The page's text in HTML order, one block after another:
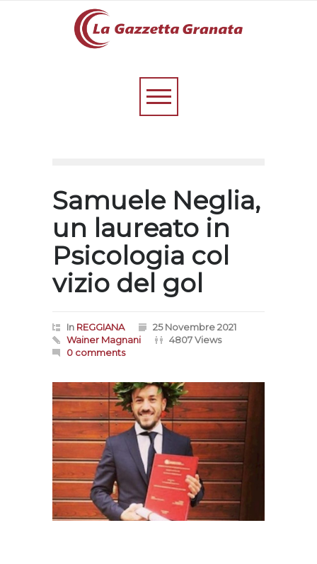
Samuele Neglia,
un laureato in
Psicologia col
vizio del gol
In REGGIANA
25 Novembre 2021
Wainer Magnani
4807 Views
0 comments